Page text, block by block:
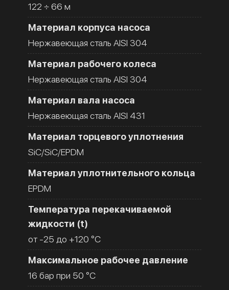
122 ÷ 66 м
Материал корпуса насоса
Нержавеющая сталь AISI 304
Материал рабочего колеса
Нержавеющая сталь AISI 304
Материал вала насоса
Нержавеющая сталь AISI 431
Материал торцевого уплотнения
SiC/SiC/EPDM
Материал уплотнительного кольца
EPDM
Температура перекачиваемой
жидкости (t)
от -25 до +120 °C
Максимальное рабочее давление
16 бар при 50 °C